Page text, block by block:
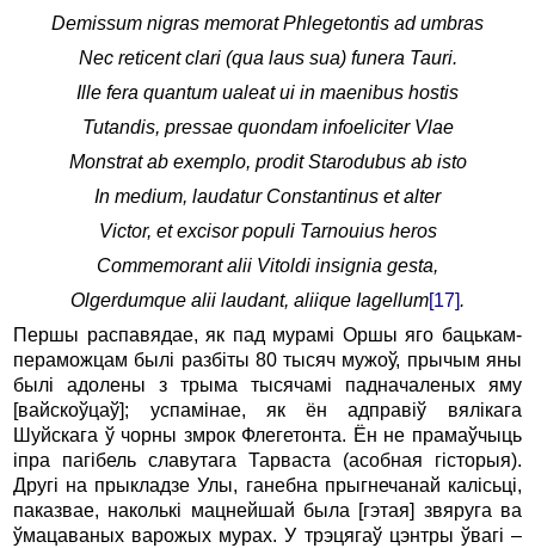
Demissum nigras memorat Phlegetontis ad umbras
Nec reticent clari(qua laus sua) funera Tauri.
Ille fera quantum ualeat ui in maenibus hostis
Tutandis, pressae quondam infoeliciter Vlae
Monstrat ab exemplo, prodit Starodubus ab isto
In medium, laudatur Constantinus et alter
Victor, et excisor populi Tarnouius heros
Commemorant alii Vitoldi insignia gesta,
Olgerdumque alii laudant, aliique Iagellum[17].
Першы распавядае, як пад мурамі Оршы яго бацькам-
пераможцам былі разбіты 80 тысяч мужоў, прычым яны
былі адолены з трыма тысячамі падначаленых яму
[вайскоўцаў]; успамінае, як ён адправіў вялікага
Шуйскага ў чорны змрок Флегетонта. Ён не прамаўчыць
іпра пагібель славутага Тарваста (асобная гісторыя).
Другі на прыкладзе Улы, ганебна прыгнечанай калісьці,
паказвае, наколькі мацнейшай была [гэтая] звяруга ва
ўмацаваных варожых мурах. У трэцягаў цэнтры ўвагі –